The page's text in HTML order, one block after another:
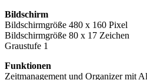
Bildschirm
Bildschirmgröße 480 x 160 Pixel
Bildschirmgröße 80 x 17 Zeichen
Graustufe 1
Funktionen
Zeitmanagement und Organizer mit